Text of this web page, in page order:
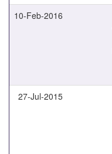
10-Feb-2016
27-Jul-2015